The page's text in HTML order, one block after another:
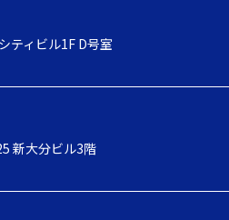
シティビル1F D号室
新大分ビル3階